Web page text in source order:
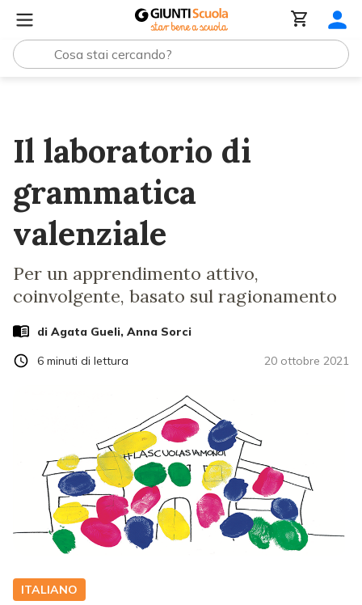
Il laboratorio di
grammatica
valenziale
Per un apprendimento attivo,
coinvolgente, basato sul ragionamento
di Agata Gueli, Anna Sorci
20 ottobre 2021
6 minuti di lettura
ITALIANO